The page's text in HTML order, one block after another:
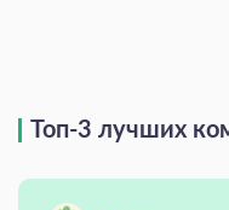
Топ-3 лучших